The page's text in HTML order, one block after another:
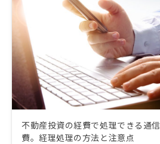
不動産投資の経費で処理できる通信
費。経理処理の方法と注意点